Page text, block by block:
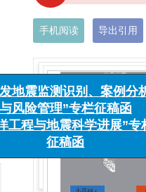
手机阅读 导出引用
x
监测识别、案例分析
管理”专栏征稿函
与地震科学进展”专栏
征稿函